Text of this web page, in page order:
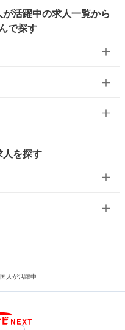
活躍中の求人一覧から
で探す
人を探す
人が活躍中